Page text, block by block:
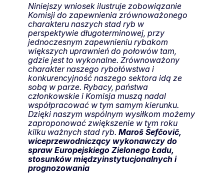
Niniejszy wniosek ilustruje zobowiązanie
Komisji do zapewnienia zrównoważonego
charakteru naszych stad ryb w
perspektywie długoterminowej, przy
jednoczesnym zapewnieniu rybakom
większych uprawnień do połowów tam,
gdzie jest to wykonalne. Zrównoważony
charakter naszego rybołówstwa i
konkurencyjność naszego sektora idą ze
sobą w parze. Rybacy, państwa
członkowskie i Komisja muszą nadal
współpracować w tym samym kierunku.
Dzięki naszym wspólnym wysiłkom możemy
zaproponować zwiększenie w tym roku
kilku ważnych stad ryb. Maroš Šefčovič,
wiceprzewodniczący wykonawczy do
spraw Europejskiego Zielonego Ładu,
stosunków międzyinstytucjonalnych i
prognozowania